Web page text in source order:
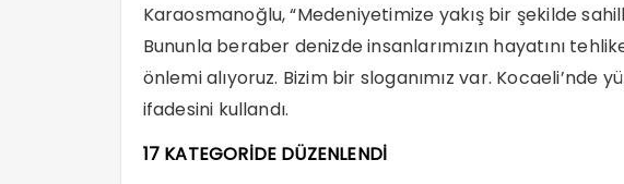
Karaosmanoğlu, “Medeniyetimize yakış bir şekilde
Bununla beraber denizde insanlarımızın hayatını
önlemi alıyoruz. Bizim bir sloganımız var. Kocaeli’nde
ifadesini kullandı.
17 KATEGORİDE DÜZENLENDİ